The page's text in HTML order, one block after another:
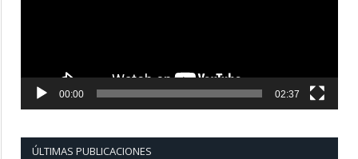
00:00 02:37
ÚLTIMAS PUBLICACIONES